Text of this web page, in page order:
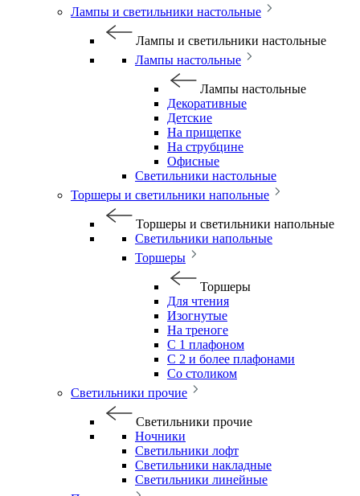
Лампы и светильники настольные
Лампы и светильники настольные
Лампы настольные
Лампы настольные
Декоративные
Детские
На прищепке
На струбцине
Офисные
Светильники настольные
Торшеры и светильники напольные
Торшеры и светильники напольные
Светильники напольные
Торшеры
Торшеры
Для чтения
Изогнутые
На треноге
С 1 плафоном
С 2 и более плафонами
Со столиком
Светильники прочие
Светильники прочие
Ночники
Светильники лофт
Светильники накладные
Светильники линейные